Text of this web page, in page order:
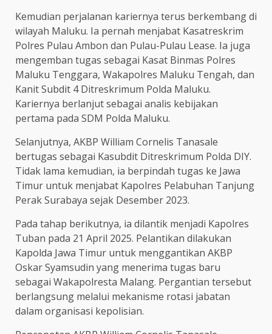
Kemudian perjalanan kariernya terus berkembang di
wilayah Maluku. Ia pernah menjabat Kasatreskrim
Polres Pulau Ambon dan Pulau-Pulau Lease. Ia juga
mengemban tugas sebagai Kasat Binmas Polres
Maluku Tenggara, Wakapolres Maluku Tengah, dan
Kanit Subdit 4 Ditreskrimum Polda Maluku.
Kariernya berlanjut sebagai analis kebijakan
pertama pada SDM Polda Maluku.
Selanjutnya, AKBP William Cornelis Tanasale
bertugas sebagai Kasubdit Ditreskrimum Polda DIY.
Tidak lama kemudian, ia berpindah tugas ke Jawa
Timur untuk menjabat Kapolres Pelabuhan Tanjung
Perak Surabaya sejak Desember 2023.
Pada tahap berikutnya, ia dilantik menjadi Kapolres
Tuban pada 21 April 2025. Pelantikan dilakukan
Kapolda Jawa Timur untuk menggantikan AKBP
Oskar Syamsudin yang menerima tugas baru
sebagai Wakapolresta Malang. Pergantian tersebut
berlangsung melalui mekanisme rotasi jabatan
dalam organisasi kepolisian.